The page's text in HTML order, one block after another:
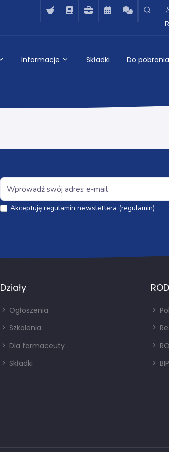
Informacje Składki Do pobrania
Akceptuję regulamin newslettera (regulamin)
Działy
Ogłoszenia
Szkolenia
Dla farmaceuty
Składki
BIP